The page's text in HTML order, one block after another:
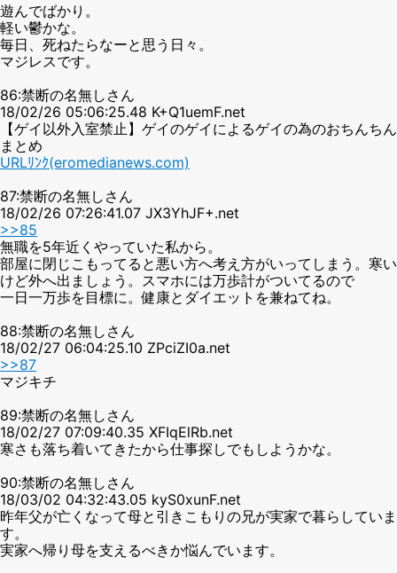
遊んでばかり。
軽い鬱かな。
毎日、死ねたらなーと思う日々。
マジレスです。
86:禁断の名無しさん
18/02/26 05:06:25.48 K+Q1uemF.net
【ゲイ以外入室禁止】ゲイのゲイによるゲイの為のおちんちん
まとめ
URLﾘﾝｸ(eromedianews.com)
87:禁断の名無しさん
18/02/26 07:26:41.07 JX3YhJF+.net
>>85
無職を5年近くやっていた私から。
部屋に閉じこもってると悪い方へ考え方がいってしまう。寒い
けど外へ出ましょう。スマホには万歩計がついてるので
一日一万歩を目標に。健康とダイエットを兼ねてね。
88:禁断の名無しさん
18/02/27 06:04:25.10 ZPciZI0a.net
>>87
マジキチ
89:禁断の名無しさん
18/02/27 07:09:40.35 XFIqElRb.net
寒さも落ち着いてきたから仕事探しでもしようかな。
90:禁断の名無しさん
18/03/02 04:32:43.05 kyS0xunF.net
昨年父が亡くなって母と引きこもりの兄が実家で暮らしていま
す。
実家へ帰り母を支えるべきか悩んでいます。